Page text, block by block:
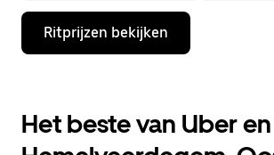
Druk
de
de
agenda
te
Ritprijzen bekijken
Het beste van Uber